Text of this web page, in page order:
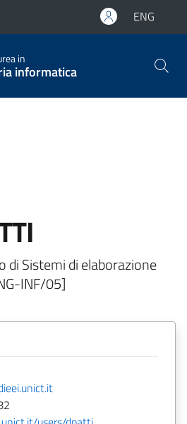
ENG
in
informatica
di Sistemi di elaborazione
INF/05]